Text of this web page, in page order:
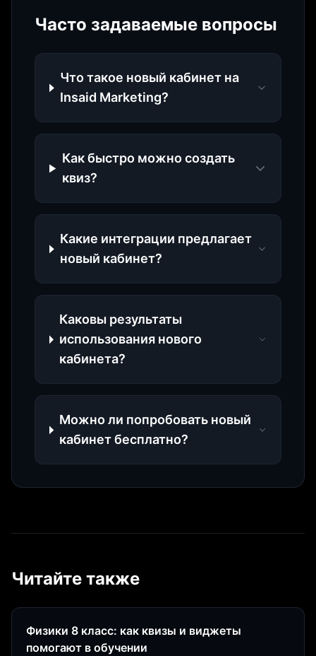
Часто задаваемые вопросы
Что такое новый кабинет на
Insaid Marketing?
Как быстро можно создать
квиз?
Какие интеграции предлагает
новый кабинет?
Каковы результаты
использования нового
кабинета?
Можно ли попробовать новый
кабинет бесплатно?
Читайте также
Физики 8 класс: как квизы и виджеты
помогают в обучении